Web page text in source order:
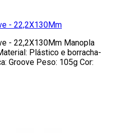
- 22,2X130Mm
- 22,2X130Mm Manopla
Plástico e borracha-
Groove Peso: 105g Cor: